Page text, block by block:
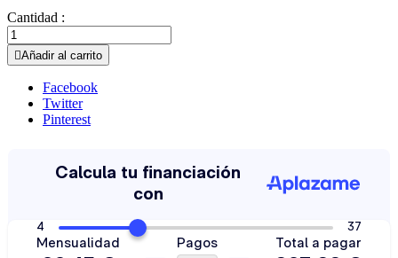
Cantidad :
Añadir al carrito
Facebook
Twitter
Pinterest